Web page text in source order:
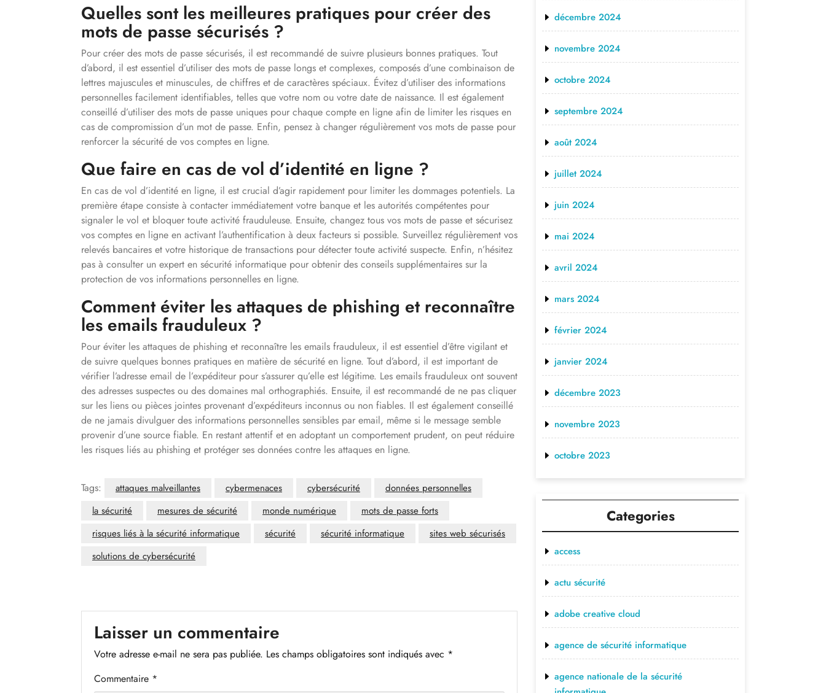
Quelles sont les meilleures pratiques pour créer des
mots de passe sécurisés ?
Pour créer des mots de passe sécurisés, il est recommandé de suivre plusieurs bonnes pratiques. Tout
d’abord, il est essentiel d’utiliser des mots de passe longs et complexes, composés d’une combinaison de
lettres majuscules et minuscules, de chiffres et de caractères spéciaux. Évitez d’utiliser des informations
personnelles facilement identifiables, telles que votre nom ou votre date de naissance. Il est également
conseillé d’utiliser des mots de passe uniques pour chaque compte en ligne afin de limiter les risques en
cas de compromission d’un mot de passe. Enfin, pensez à changer régulièrement vos mots de passe pour
renforcer la sécurité de vos comptes en ligne.
Que faire en cas de vol d’identité en ligne ?
En cas de vol d’identité en ligne, il est crucial d’agir rapidement pour limiter les dommages potentiels. La
première étape consiste à contacter immédiatement votre banque et les autorités compétentes pour
signaler le vol et bloquer toute activité frauduleuse. Ensuite, changez tous vos mots de passe et sécurisez
vos comptes en ligne en activant l’authentification à deux facteurs si possible. Surveillez régulièrement vos
relevés bancaires et votre historique de transactions pour détecter toute activité suspecte. Enfin, n’hésitez
pas à consulter un expert en sécurité informatique pour obtenir des conseils supplémentaires sur la
protection de vos informations personnelles en ligne.
Comment éviter les attaques de phishing et reconnaître
les emails frauduleux ?
Pour éviter les attaques de phishing et reconnaître les emails frauduleux, il est essentiel d’être vigilant et
de suivre quelques bonnes pratiques en matière de sécurité en ligne. Tout d’abord, il est important de
vérifier l’adresse email de l’expéditeur pour s’assurer qu’elle est légitime. Les emails frauduleux ont souvent
des adresses suspectes ou des domaines mal orthographiés. Ensuite, il est recommandé de ne pas cliquer
sur les liens ou pièces jointes provenant d’expéditeurs inconnus ou non fiables. Il est également conseillé
de ne jamais divulguer des informations personnelles sensibles par email, même si le message semble
provenir d’une source fiable. En restant attentif et en adoptant un comportement prudent, on peut réduire
les risques liés au phishing et protéger ses données contre les attaques en ligne.
Tags: attaques malveillantes cybermenaces cybersécurité
données personnelles
la sécurité
mesures de sécurité monde numérique
mots de passe forts
risques liés à la sécurité informatique
sécurité sécurité informatique
sites web sécurisés
solutions de cybersécurité
Laisser un commentaire
Votre adresse e-mail ne sera pas publiée. Les champs obligatoires sont indiqués avec *
Commentaire *
décembre 2024
novembre 2024
octobre 2024
septembre 2024
août 2024
juillet 2024
juin 2024
mai 2024
avril 2024
mars 2024
février 2024
janvier 2024
décembre 2023
novembre 2023
octobre 2023
Categories
access
actu sécurité
adobe creative cloud
agence de sécurité informatique
agence nationale de la sécurité